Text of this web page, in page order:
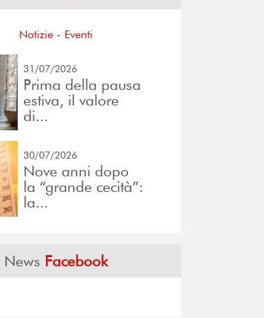
Notizie - Eventi
31/07/2026
Prima della pausa
estiva, il valore
di...
30/07/2026
Nove anni dopo
la “grande cecità”:
la...
News Facebook